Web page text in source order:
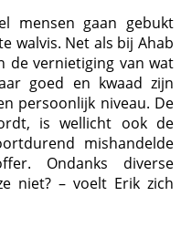
mensen gaan gebukt
walvis. Net als bij Ahab
de vernietiging van wat
goed en kwaad zijn
persoonlijk niveau. De
is wellicht ook de
mishandelde
Ondanks diverse
niet? – voelt Erik zich